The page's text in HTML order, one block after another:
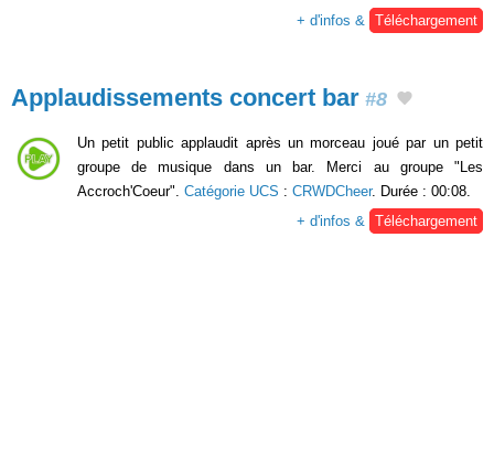
+ d'infos &
Téléchargement
Applaudissements concert bar #8
Un petit public applaudit après un morceau joué par un petit
groupe de musique dans un bar. Merci au groupe "Les
Accroch'Coeur". Catégorie UCS : CRWDCheer. Durée : 00:08.
+ d'infos &
Téléchargement